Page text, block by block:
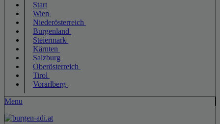
Start
Wien
Niederösterreich
Burgenland
Steiermark
Kärnten
Salzburg
Oberösterreich
Tirol
Vorarlberg
Menu